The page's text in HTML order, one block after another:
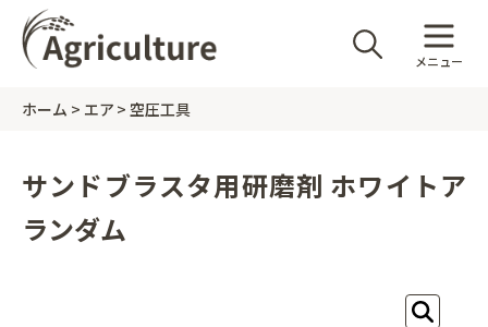
メニュー
ホーム エア 空圧工具
サンドブラスタ用研磨剤 ホワイトア
ランダム